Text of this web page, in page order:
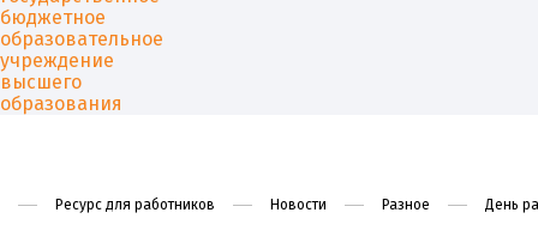
Ресурс для работников Новости Разное День